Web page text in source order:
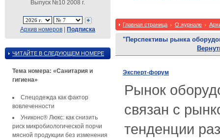
Выпуск №10 2008 г.
Архив номеров | Подписка
ЧИТАЙТЕ В СЛЕДУЮЩЕМ НОМЕРЕ
Тема номера: «Санитария и
гигиена»
Спецодежда как фактор
вовлеченности
Униконс® Люкс: как снизить
риск микробиологической порчи
мясной продукции без изменения
Главная страница О журнале
"Перспективы рынка
Эксперт-форум
Рынок
связан с
тенденции